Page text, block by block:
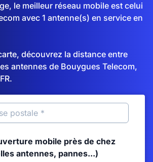
le meilleur réseau mobile est celui
avec 1 antenne(s) en service en
découvrez la distance entre
antennes de Bouygues Telecom,
mobile près de chez
antennes, pannes...)